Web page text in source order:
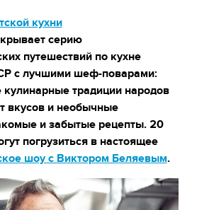
кухни
серию
путешествий по кухне
с лучшими шеф-поварами:
традиции народов
вкусов и необычные
и забытые рецепты. 20
погрузиться в настоящее
шоу с Виктором Беляевым.